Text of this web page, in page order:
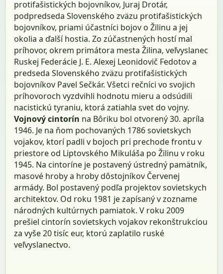
protifašistických bojovníkov, Juraj Drotár,
podpredseda Slovenského zväzu protifašistických
bojovníkov, priami účastníci bojov o Žilinu a jej
okolia a ďalší hostia. Zo zúčastnených hostí mal
príhovor, okrem primátora mesta Žilina, veľvyslanec
Ruskej Federácie J. E. Alexej Leonidovič Fedotov a
predseda Slovenského zväzu protifašistických
bojovníkov Pavel Sečkár. Všetci rečníci vo svojich
príhovoroch vyzdvihli hodnotu mieru a odsúdili
nacistickú tyraniu, ktorá zatiahla svet do vojny.
Vojnový cintorín na Bôriku bol otvorený 30. apríla
1946. Je na ňom pochovaných 1786 sovietskych
vojakov, ktorí padli v bojoch pri prechode frontu v
priestore od Liptovského Mikuláša po Žilinu v roku
1945. Na cintoríne je postavený ústredný pamätník,
masové hroby a hroby dôstojníkov Červenej
armády. Bol postavený podľa projektov sovietskych
architektov. Od roku 1981 je zapísaný v zozname
národných kultúrnych pamiatok. V roku 2009
prešiel cintorín sovietskych vojakov rekonštrukciou
za vyše 20 tisíc eur, ktorú zaplatilo ruské
veľvyslanectvo.